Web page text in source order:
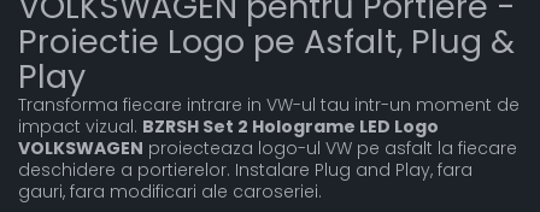
Proiectie Logo pe Asfalt, Plug &
Play
Transforma fiecare intrare in VW-ul tau intr-un moment de
impact vizual. BZRSH Set 2 Holograme LED Logo
VOLKSWAGEN proiecteaza logo-ul VW pe asfalt la fiecare
deschidere a portierelor. Instalare Plug and Play, fara
gauri, fara modificari ale caroseriei.